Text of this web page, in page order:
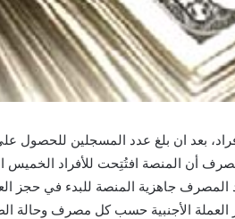
بعد ان بلغ عدد المسجلين للحصول على
72 ألفًا و 400 فرد . وأكد المصرف جاهزية المنصة للبدء
الأجنبية حسب كل مصرف وحالة